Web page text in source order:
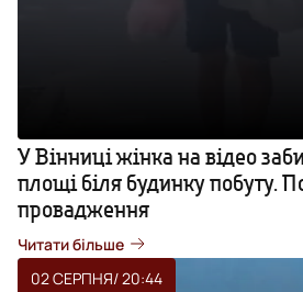
У Вінниці жінка на відео
площі біля будинку побуту.
провадження
Читати більше
02 СЕРПНЯ/ 20:44